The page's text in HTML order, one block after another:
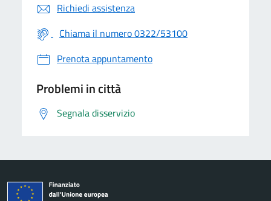
Richiedi assistenza
Chiama il numero 0322/53100
Prenota appuntamento
Problemi in città
Segnala disservizio